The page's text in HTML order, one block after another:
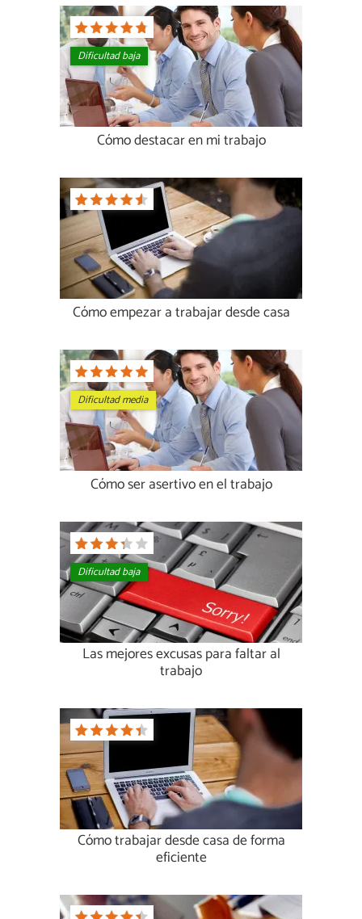
Dificultad baja
Cómo destacar en mi trabajo
Cómo empezar a trabajar desde casa
Dificultad media
Cómo ser asertivo en el trabajo
Dificultad baja
Las mejores excusas para faltar al
trabajo
Cómo trabajar desde casa de forma
eficiente